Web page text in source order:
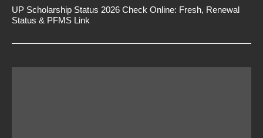
UP Scholarship Status 2026 Check Online: Fresh, Renewal
Status & PFMS Link